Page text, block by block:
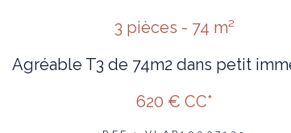
3 pièces - 74 m²
Agréable T3 de 74m2 dans petit
620 € CC*